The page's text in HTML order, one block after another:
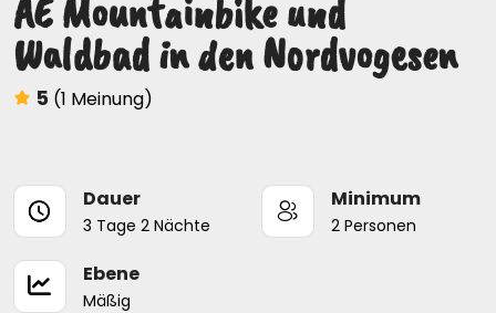
AE Mountainbike und
Waldbad in den Nordvogesen
5 (1 Meinung)
Dauer
3 Tage 2 Nächte
Minimum
2 Personen
Ebene
Mäßig